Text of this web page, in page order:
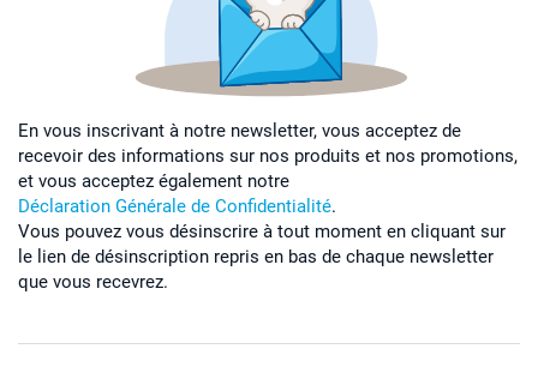
En vous inscrivant à notre newsletter, vous acceptez de
recevoir des informations sur nos produits et nos promotions,
et vous acceptez également notre
Déclaration Générale de Confidentialité.
Vous pouvez vous désinscrire à tout moment en cliquant sur
le lien de désinscription repris en bas de chaque newsletter
que vous recevrez.